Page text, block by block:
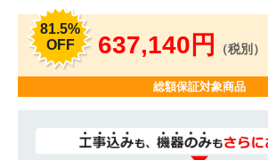
81.5%
OFF
637,140円 （税別）
総額保証対象商品